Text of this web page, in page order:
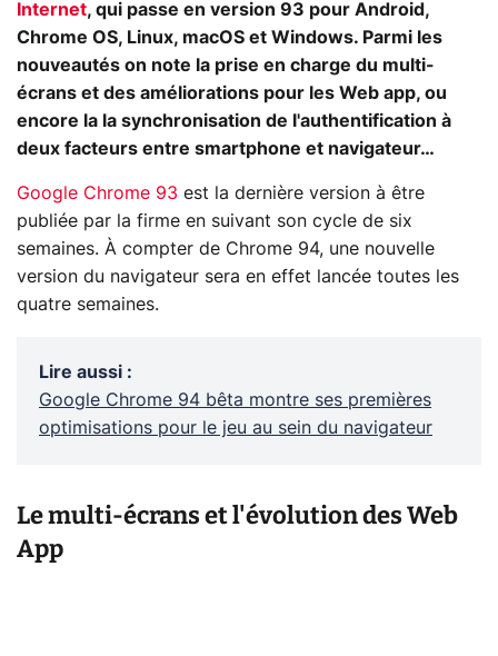
Internet, qui passe en version 93 pour Android,
Chrome OS, Linux, macOS et Windows. Parmi les
nouveautés on note la prise en charge du multi-
écrans et des améliorations pour les Web app, ou
encore la la synchronisation de l'authentification à
deux facteurs entre smartphone et navigateur…
Google Chrome 93 est la dernière version à être
publiée par la firme en suivant son cycle de six
semaines. À compter de Chrome 94, une nouvelle
version du navigateur sera en effet lancée toutes les
quatre semaines.
Lire aussi :
Google Chrome 94 bêta montre ses premières
optimisations pour le jeu au sein du navigateur
Le multi-écrans et l'évolution des Web
App